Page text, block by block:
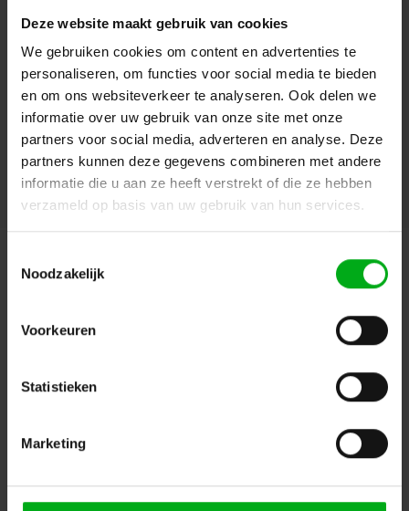
Deze website maakt gebruik van cookies
We gebruiken cookies om content en advertenties te
personaliseren, om functies voor social media te bieden
en om ons websiteverkeer te analyseren. Ook delen we
informatie over uw gebruik van onze site met onze
partners voor social media, adverteren en analyse. Deze
partners kunnen deze gegevens combineren met andere
informatie die u aan ze heeft verstrekt of die ze hebben
verzameld op basis van uw gebruik van hun services.
Noodzakelijk
Voorkeuren
Statistieken
Marketing
Beschrijving en specificaties Downloads
FAQ en reviews
je klaar!
Bekijk alle producten
OP=OP
| transparant | 2,5 of 3m |
9.0/3.0 of 12.0/4.0 mm
Profielspot LED Movinghead
| 330W | 8.000 – 15.000lm |